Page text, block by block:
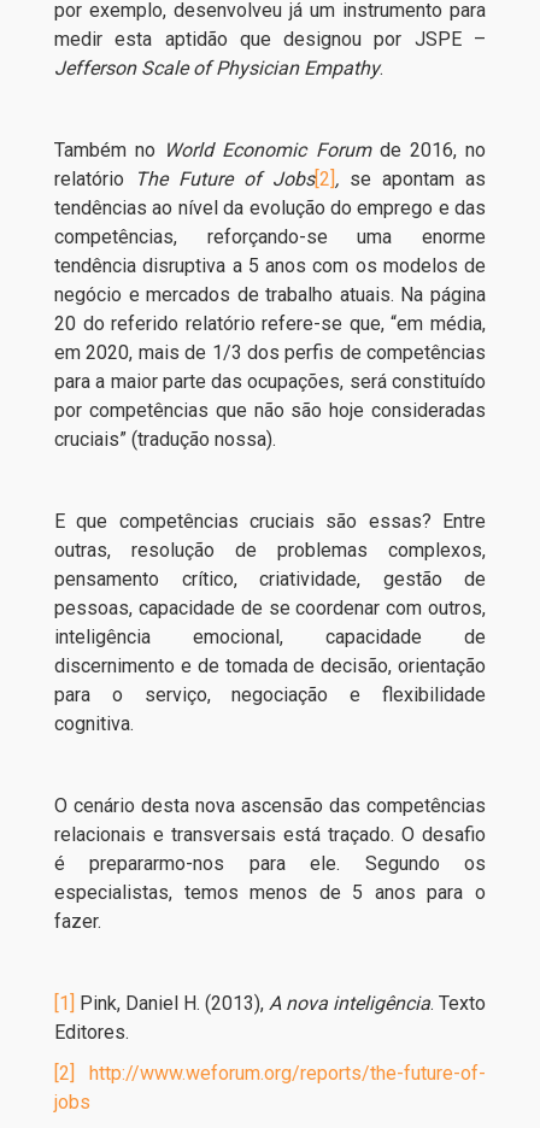
por exemplo, desenvolveu já um instrumento para
medir esta aptidão que designou por JSPE –
Jefferson Scale of Physician Empathy.
Também no World Economic Forumde 2016, no
relatório
The Future of Jobs[2], se apontam as
tendências ao nível da evolução do emprego e das
competências, reforçando-se uma enorme
tendência disruptiva a 5 anos com os modelos de
negócio e mercados de trabalho atuais. Na página
20 do referido relatório refere-se que, “em média,
em 2020, mais de 1/3 dos perfis de competências
para a maior parte das ocupações, será constituído
por competências que não são hoje consideradas
cruciais” (tradução nossa).
E que competências cruciais são essas? Entre
outras, resolução de problemas complexos,
pensamento crítico, criatividade, gestão de
pessoas, capacidade de se coordenar com outros,
inteligência emocional, capacidade de
discernimento e de tomada de decisão, orientação
para o serviço, negociação e flexibilidade
cognitiva.
O cenário desta nova ascensão das competências
relacionais e transversais está traçado. O desafio
é prepararmo-nos para ele. Segundo os
especialistas, temos menos de 5 anos para o
fazer.
[1] Pink, Daniel H. (2013), A nova inteligência. Texto
Editores.
[2]
http://www.weforum.org/reports/the-future-of-
jobs